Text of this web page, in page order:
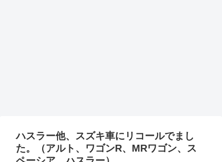
ハスラー他、スズキ車にリコールでまし
た。（アルト、ワゴンR、MRワゴン、ス